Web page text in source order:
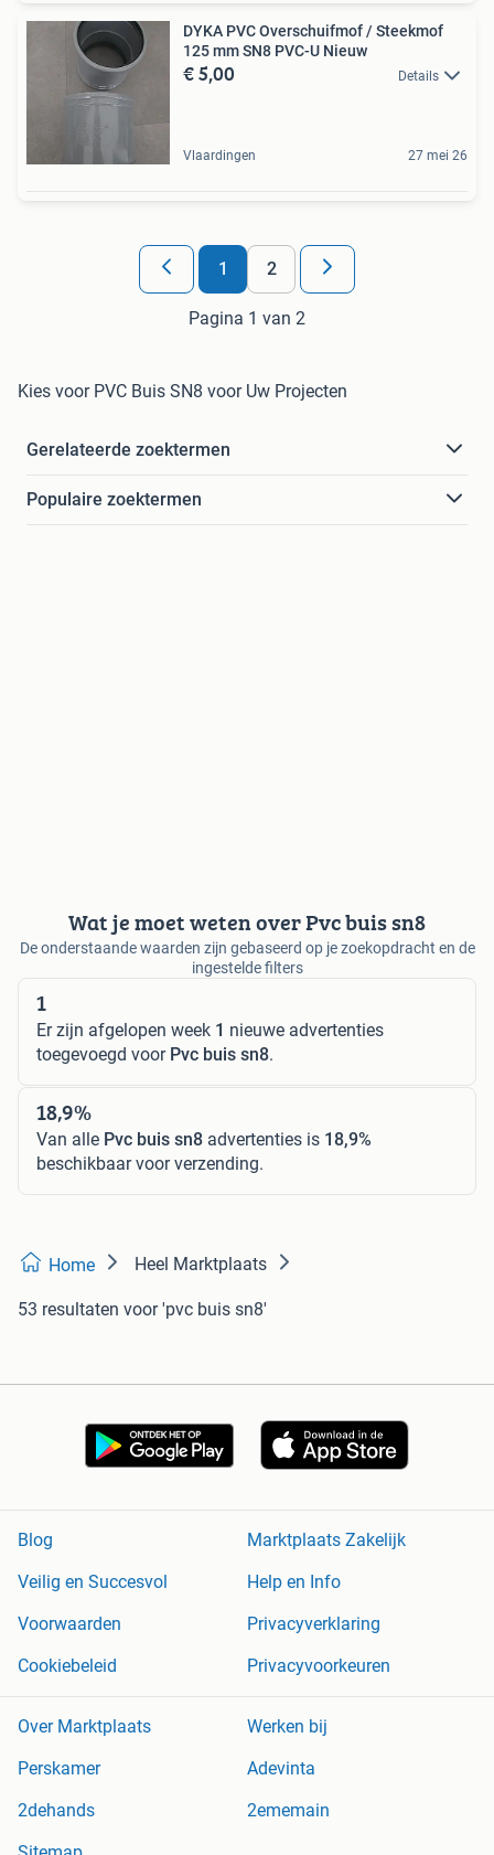
DYKA PVC Overschuifmof / Steekmof
125 mm SN8 PVC-U Nieuw
€ 5,00 Details
Vlaardingen 27 mei 26
1 2
Pagina 1 van 2
Kies voor PVC Buis SN8 voor Uw Projecten
Gerelateerde zoektermen
Populaire zoektermen
Wat je moet weten over Pvc buis sn8
De onderstaande waarden zijn gebaseerd op je zoekopdracht en de
ingestelde filters
1
Er zijn afgelopen week 1 nieuwe advertenties
toegevoegd voor Pvc buis sn8.
18,9%
Van alle Pvc buis sn8 advertenties is 18,9%
beschikbaar voor verzending.
Home Heel Marktplaats
53 resultaten voor 'pvc buis sn8'
Blog
Marktplaats Zakelijk
Veilig en Succesvol
Help en Info
Voorwaarden
Privacyverklaring
Cookiebeleid
Privacyvoorkeuren
Over Marktplaats
Werken bij
Perskamer
Adevinta
2dehands
2ememain